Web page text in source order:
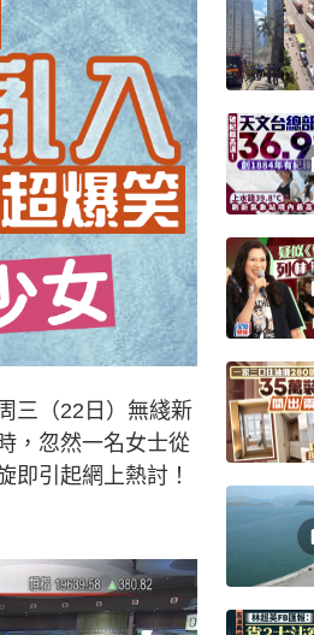
三（22日）無綫新
，忽然一名女士從
即引起網上熱討！